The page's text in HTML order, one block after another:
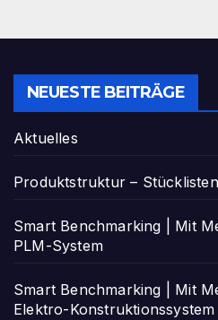
NEUESTE BEITRÄGE
Aktuelles
Produktstruktur –
Smart Benchmarking | Mit
PLM-System
Smart Benchmarking | Mit
Elektro-Konstruktionssystem